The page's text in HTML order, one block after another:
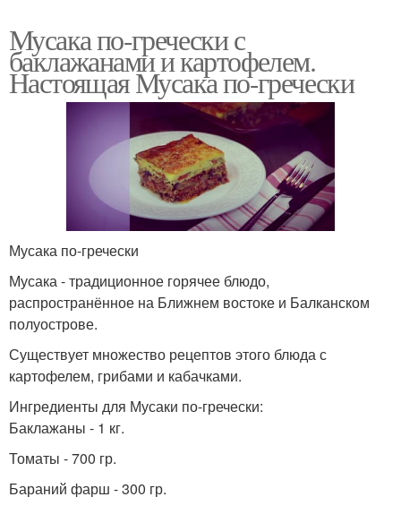
Мусака по-гречески с
баклажанами и картофелем.
Настоящая Мусака по-гречески
Мусака по-гречески
Мусака - традиционное горячее блюдо,
распространённое на Ближнем востоке и Балканском
полуострове.
Существует множество рецептов этого блюда с
картофелем, грибами и кабачками.
Ингредиенты для Мусаки по-гречески:
Баклажаны - 1 кг.
Томаты - 700 гр.
Бараний фарш - 300 гр.